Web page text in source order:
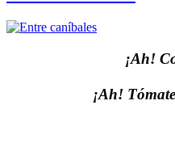
¡Ah!
¡Ah!